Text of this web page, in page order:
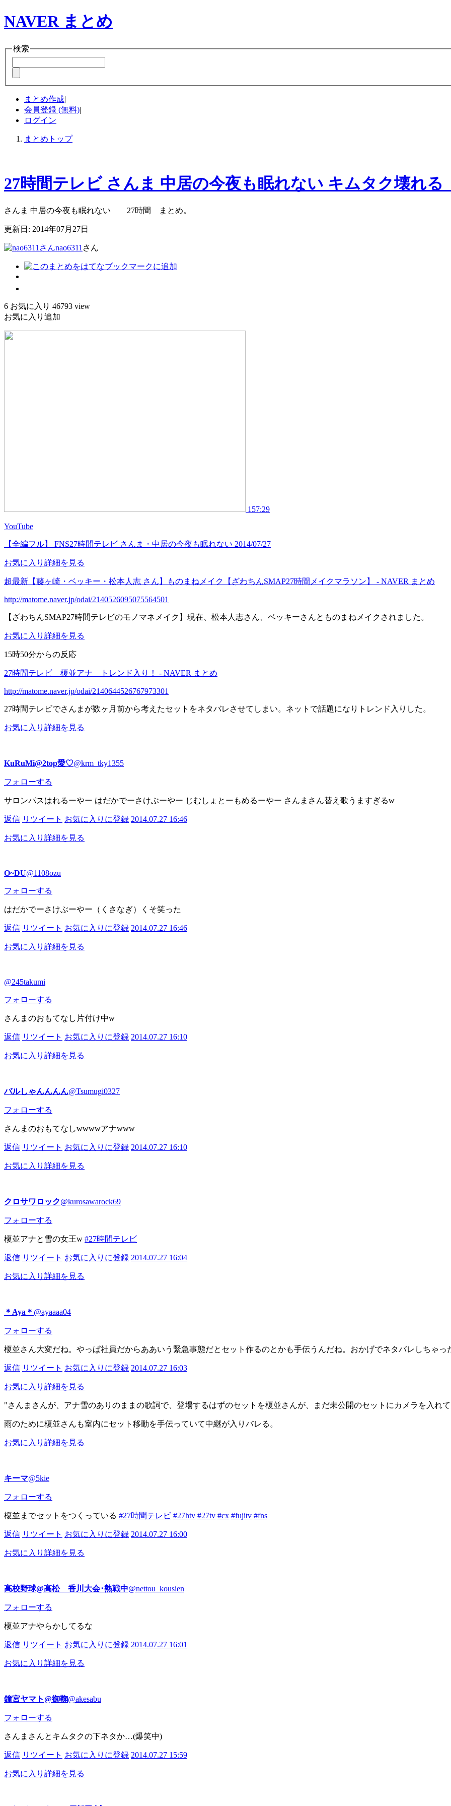
NAVER まとめ
検索
まとめ作成
会員登録 (無料)
ログイン
まとめトップ
27時間テレビ さんま 中居の今夜も眠れない キムタク壊れ
さんま 中居の今夜も眠れない 27時間 まとめ。
更新日: 2014年07月27日
nao6311 さん
6 お気に入り 46793 view
お気に入り追加
157:29
YouTube
【全編フル】 FNS27時間テレビ さんま・中居の今夜も眠れない 2014/07/27
お気に入り 詳細を見る
超最新【藤ヶ崎・ベッキー・松本人志 さん】ものまねメイク【ざわちんSMAP27時間メイクマラソン】 - NAVER まとめ
http://matome.naver.jp/odai/2140526095075564501
【ざわちんSMAP27時間テレビのモノマネメイク】現在、松本人志さん、ベッキーさんとものまねメイクされました。
お気に入り 詳細を見る
15時50分からの反応
27時間テレビ 榎並アナ トレンド入り！ - NAVER まとめ
http://matome.naver.jp/odai/2140644526767973301
27時間テレビでさんまが数ヶ月前から考えたセットをネタバレさせてしまい。ネットで話題になりトレンド入りした。
お気に入り 詳細を見る
KuRuMi@2top愛♡@krm_tky1355
フォローする
サロンパスはれるーやー はだかでーさけぶーやー じむしょとーもめるーやー さんまさん替え歌うますぎるw
返信 リツイート お気に入りに登録 2014.07.27 16:46
お気に入り 詳細を見る
O~DU@1108ozu
フォローする
はだかでーさけぶーやー（くさなぎ）くそ笑った
返信 リツイート お気に入りに登録 2014.07.27 16:46
お気に入り 詳細を見る
@245takumi
フォローする
さんまのおもてなし片付け中w
返信 リツイート お気に入りに登録 2014.07.27 16:10
お気に入り 詳細を見る
バルしゃんんんん@Tsumugi0327
フォローする
さんまのおもてなしwwwwアナwww
返信 リツイート お気に入りに登録 2014.07.27 16:10
お気に入り 詳細を見る
クロサワロック@kurosawarock69
フォローする
榎並アナと雪の女王w #27時間テレビ
返信 リツイート お気に入りに登録 2014.07.27 16:04
お気に入り 詳細を見る
＊Aya＊ @ayaaaa04
フォローする
榎並さん大変だね。やっぱ社員だからああいう緊急事態だとセット作るのとかも手伝うんだね。おかげでネタバレしちゃっ
返信 リツイート お気に入りに登録 2014.07.27 16:03
お気に入り 詳細を見る
さんまさんが、アナ雪のありのままの歌詞で、登場するはずのセットを榎並さんが、まだ未公開のセットにカメラを入れ
雨のために榎並さんも室内にセット移動を手伝っていて中継が入りバレる。
お気に入り 詳細を見る
キーマ@5kie
フォローする
榎並までセットをつくっている #27時間テレビ #27htv #27tv #cx #fujitv #fns
返信 リツイート お気に入りに登録 2014.07.27 16:00
お気に入り 詳細を見る
高校野球@高松 香川大会･熱戦中@nettou_kousien
フォローする
榎並アナやらかしてるな
返信 リツイート お気に入りに登録 2014.07.27 16:01
お気に入り 詳細を見る
鐘宮ヤマト@御鞠@akesabu
フォローする
さんまさんとキムタクの下ネタか…(爆笑中)
返信 リツイート お気に入りに登録 2014.07.27 15:59
お気に入り 詳細を見る